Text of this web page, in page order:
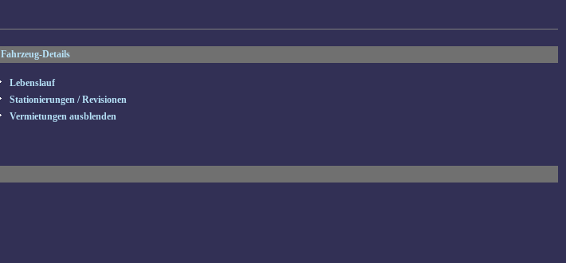
Fahrzeug-Details
Lebenslauf
Stationierungen / Revisionen
Vermietungen ausblenden